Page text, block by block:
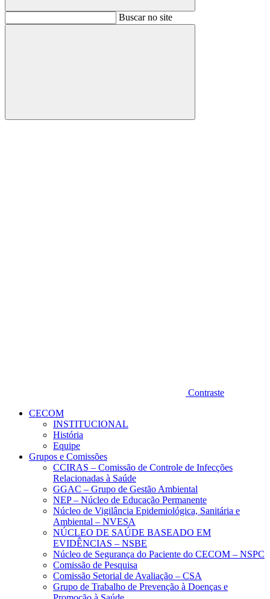
BuscarBuscar no site
Buscar
Contraste
CECOM
INSTITUCIONAL
História
Equipe
Grupos e Comissões
CCIRAS – Comissão de Controle de Infecções
Relacionadas à Saúde
GGAC – Grupo de Gestão Ambiental
NEP – Núcleo de Educação Permanente
Núcleo de Vigilância Epidemiológica, Sanitária e
Ambiental – NVESA
NÚCLEO DE SAÚDE BASEADO EM
EVIDÊNCIAS – NSBE
Núcleo de Segurança do Paciente do CECOM – NSPC
Comissão de Pesquisa
Comissão Setorial de Avaliação – CSA
Grupo de Trabalho de Prevenção à Doenças e